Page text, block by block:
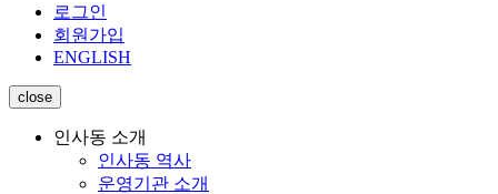
로그인
회원가입
ENGLISH
close
인사동 소개
인사동 역사
운영기관 소개